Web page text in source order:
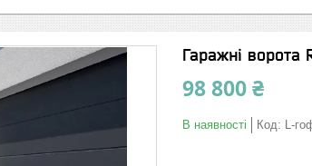
Гаражні
98 800 ₴
В наявності Код: L-